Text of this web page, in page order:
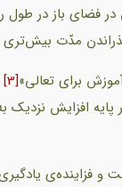
فضای باز در طول
مدّت بیش‌تری
برای تعالی»[3]
افزایش نزدیک
فزاینده‌ی